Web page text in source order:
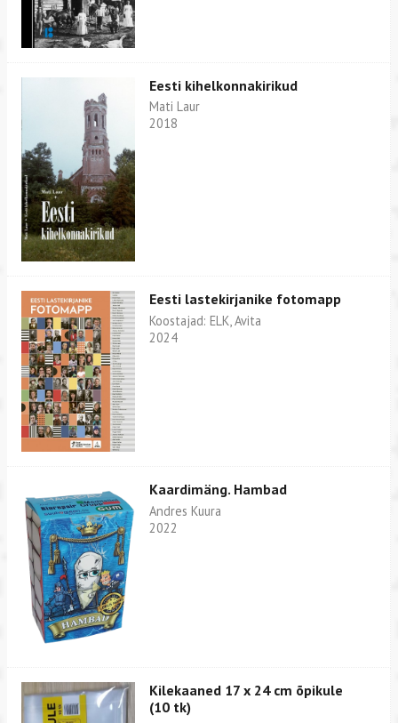
Eesti kihelkonnakirikud
Mati Laur
2018
Eesti lastekirjanike fotomapp
Koostajad: ELK, Avita
2024
Kaardimäng. Hambad
Andres Kuura
2022
Kilekaaned 17 x 24 cm õpikule
(10 tk)